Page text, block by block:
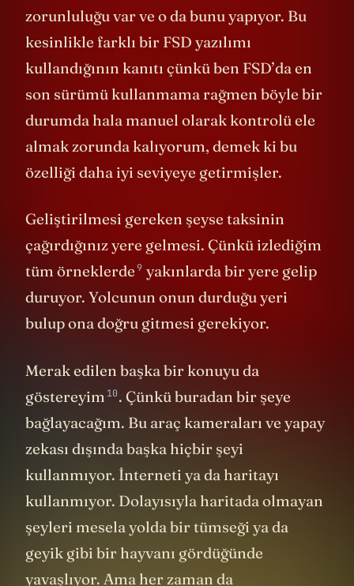
araçları duyduğunuz anda kenara çekme
zorunluluğu var ve o da bunu yapıyor. Bu
kesinlikle farklı bir FSD yazılımı
kullandığının kanıtı çünkü ben FSD’da en
son sürümü kullanmama rağmen böyle bir
durumda hala manuel olarak kontrolü ele
almak zorunda kalıyorum, demek ki bu
Geliştirilmesi gereken şeyse taksinin
çağırdığınız yere gelmesi. Çünkü izlediğim
tümörneklerde yakınlarda bir yere gelip
duruyor. Yolcunun onun durduğu yeri
Merak edilen başka bir konuyu da
göstereyim
. Çünkü buradan bir şeye
bağlayacağım. Bu araç kameraları ve yapay
zekası dışında başka hiçbir şeyi
kullanmıyor. İnterneti ya da haritayı
kullanmıyor. Dolayısıyla haritada olmayan
şeyleri mesela yolda bir tümseği ya da
geyik gibi bir hayvanı gördüğünde